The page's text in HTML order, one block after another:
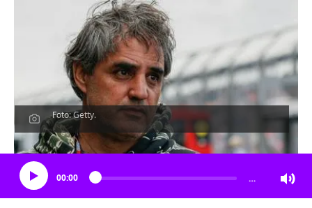
Foto: Getty.
Escucha el artículo
00:00 …